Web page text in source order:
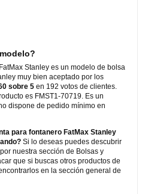
Stanley es un modelo de bolsa
muy bien aceptado por los
sobre 5 en 192 votos de clientes.
es FMST1-70719. Es un
dispone de pedido mínimo en
para fontanero FatMax Stanley
Si lo deseas puedes descubrir
nuestra sección de Bolsas y
que si buscas otros productos de
en la sección general de